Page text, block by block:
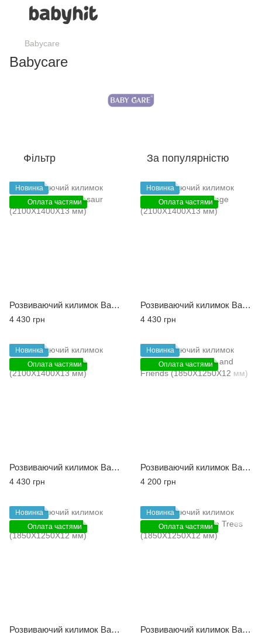
Babycare
Babycare
Фільтр За популярністю
Новинка
Оплата частями
Розвиваючий килимок Babycare Good Dinosaur (2100X1400X13 мм)
4 430 грн
Новинка
Оплата частями
Розвиваючий килимок Babycare Happy Village (2100X1400X13 мм)
4 430 грн
Новинка
Оплата частями
Розвиваючий килимок Babycare Robot City (2100X1400X13 мм)
4 430 грн
Новинка
Оплата частями
Розвиваючий килимок Babycare Polar Bear and Friends (1850X1250X12 мм)
4 200 грн
Новинка
Оплата частями
Розвиваючий килимок Babycare Zoo Town (1850X1250X12 мм)
Новинка
Оплата частями
Розвиваючий килимок Babycare Birds in the Trees (1850X1250X12 мм)